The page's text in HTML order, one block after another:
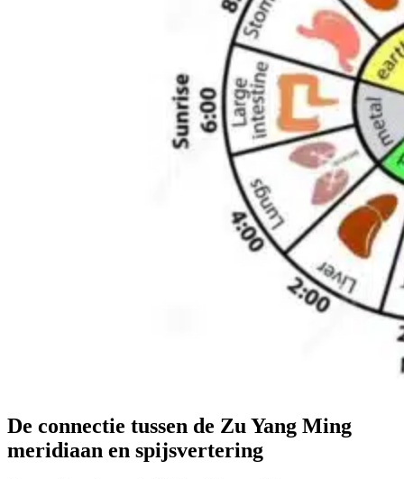
De connectie tussen de Zu Yang Ming
meridiaan en spijsvertering